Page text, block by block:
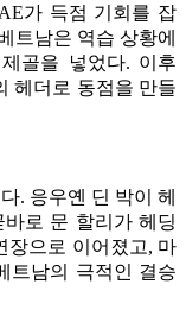
가 득점 기회를 잡
트남은 역습 상황에
골을 넣었다. 이후
헤더로 동점을 만들
. 응우옌 딘 박이 헤
로 문 할리가 헤딩
장으로 이어졌고, 마
트남의 극적인 결승